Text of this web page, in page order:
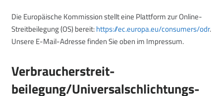
Die Europäische Kommission stellt eine Plattform zur Online-
Streitbeilegung (OS) bereit:https://ec.europa.eu/consumers/odr.
Unsere E-Mail-Adresse finden Sie oben im Impressum.
Verbraucher­streit­
beilegung/Universal­schlichtungs­